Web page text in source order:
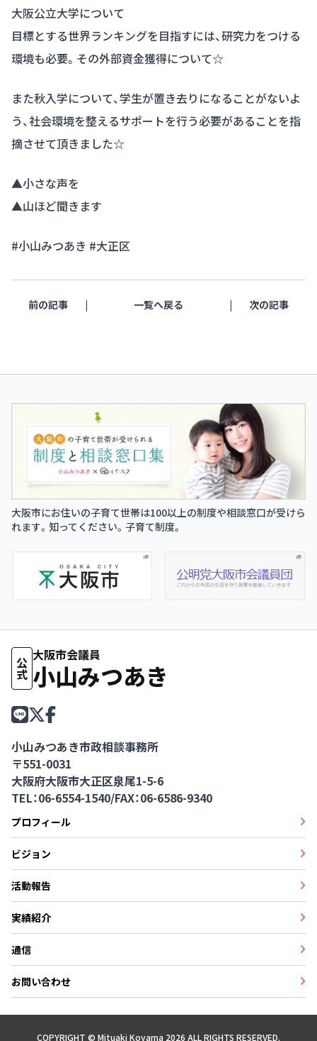
大阪公立大学について
目標とする世界ランキングを目指すには、研究力をつける
環境も必要。その外部資金獲得について☆
また秋入学について、学生が置き去りになることがないよ
う、社会環境を整えるサポートを行う必要があることを指
摘させて頂きました☆
▲小さな声を
▲山ほど聞きます
#小山みつあき #大正区
前の記事 一覧へ戻る 次の記事
大阪市にお住いの子育て世帯は100以上の制度や相談窓口が受けら
れます。知ってください。子育て制度。
公式
大阪市会議員
小山みつあき
小山みつあき市政相談事務所
〒551-0031
大阪府大阪市大正区泉尾1-5-6
TEL：06-6554-1540/FAX：06-6586-9340
プロフィール
ビジョン
活動報告
実績紹介
通信
お問い合わせ
COPYRIGHT © Mituaki Koyama 2026 ALL RIGHTS RESERVED.